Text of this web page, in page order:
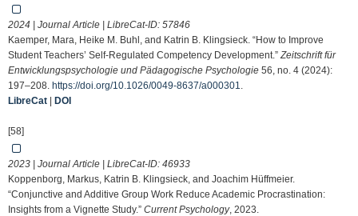
2024 | Journal Article | LibreCat-ID: 57846
Kaemper, Mara, Heike M. Buhl, and Katrin B. Klingsieck. “How to Improve
Student Teachers’ Self-Regulated Competency Development.”Zeitschrift für
Entwicklungspsychologie und Pädagogische Psychologie 56, no. 4 (2024):
197–208. https://doi.org/10.1026/0049-8637/a000301.
LibreCat
DOI
[58]
2023 | Journal Article | LibreCat-ID: 46933
Koppenborg, Markus, Katrin B. Klingsieck, and Joachim Hüffmeier.
“Conjunctive and Additive Group Work Reduce Academic Procrastination:
Insights from a Vignette Study.” Current Psychology, 2023.